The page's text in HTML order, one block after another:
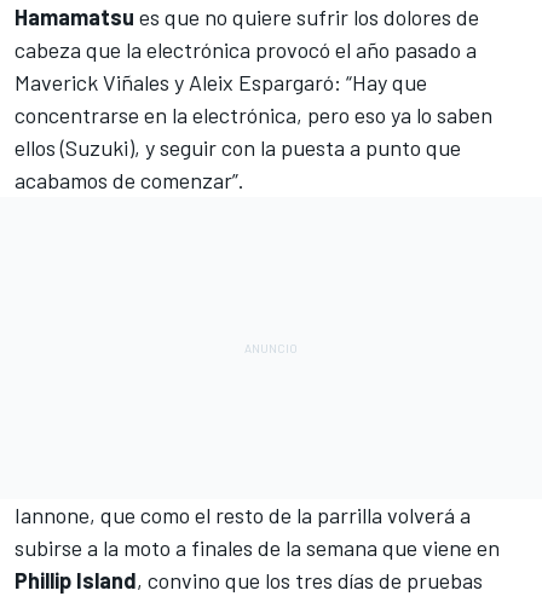
Hamamatsu es que no quiere sufrir los dolores de
cabeza que la electrónica provocó el año pasado a
Maverick Viñales y Aleix Espargaró: “Hay que
concentrarse en la electrónica, pero eso ya lo saben
ellos (Suzuki), y seguir con la puesta a punto que
acabamos de comenzar”.
Iannone, que como el resto de la parrilla volverá a
subirse a la moto a finales de la semana que viene en
Phillip Island, convino que los tres días de pruebas